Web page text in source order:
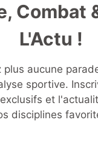
Combat
L'Actu !
plus aucune
sportive.
et
disciplines